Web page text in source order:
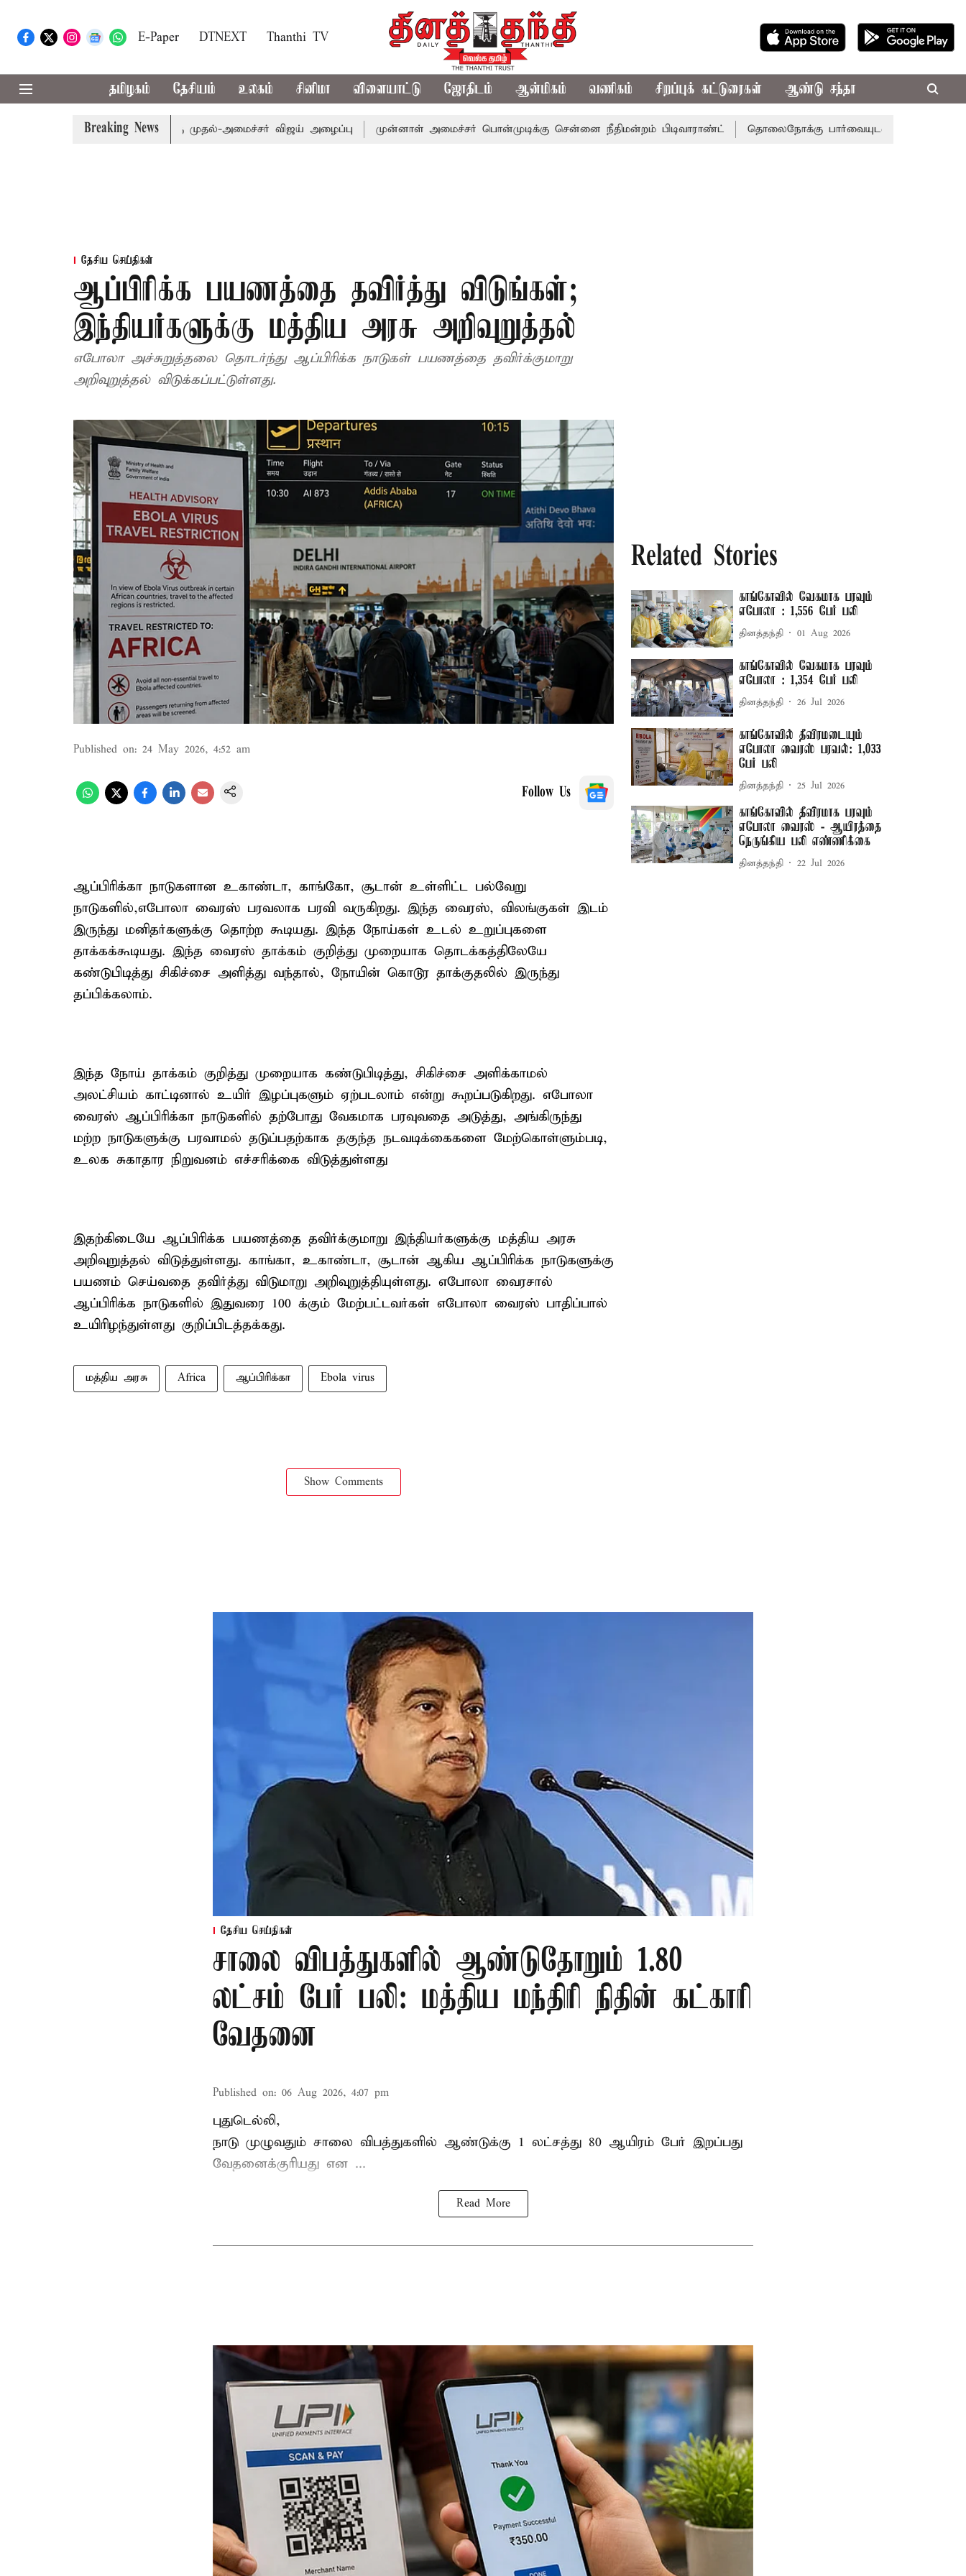
E-Paper DTNEXT Thanthi TV
தமிழகம் தேசியம் உலகம் சினிமா விளையாட்டு ஜோதிடம் ஆன்மிகம் வணிகம் சிறப்புக் கட்டுரைகள் ஆண்டு சந்தா
Breaking News
எம்.பி.க்கள் கூட்டத்துக்கு முதல்-அமைச்சர் விஜய் அழைப்பு முன்னாள் அமைச்சர் பொன்முடிக்கு சென்னை நீதிமன்றம் பிடிவாராண்ட் தொலைநோக்கு பார்வையுடன் கூடிய வேளாண்
தேசிய செய்திகள்
ஆப்பிரிக்க பயணத்தை தவிர்த்து விடுங்கள்;
இந்தியர்களுக்கு மத்திய அரசு அறிவுறுத்தல்
எபோலா அச்சுறுத்தலை தொடர்ந்து ஆப்பிரிக்க நாடுகள் பயணத்தை தவிர்க்குமாறு
அறிவுறுத்தல் விடுக்கப்பட்டுள்ளது.
Published on: 24 May 2026, 4:52 am
Follow Us
ஆப்பிரிக்கா நாடுகளான உகாண்டா, காங்கோ, சூடான் உள்ளிட்ட பல்வேறு
நாடுகளில்,எபோலா வைரஸ் பரவலாக பரவி வருகிறது. இந்த வைரஸ், விலங்குகள் இடம்
இருந்து மனிதர்களுக்கு தொற்ற கூடியது. இந்த நோய்கள் உடல் உறுப்புகளை
தாக்கக்கூடியது. இந்த வைரஸ் தாக்கம் குறித்து முறையாக தொடக்கத்திலேயே
கண்டுபிடித்து சிகிச்சை அளித்து வந்தால், நோயின் கொடூர தாக்குதலில் இருந்து
தப்பிக்கலாம்.
இந்த நோய் தாக்கம் குறித்து முறையாக கண்டுபிடித்து, சிகிச்சை அளிக்காமல்
அலட்சியம் காட்டினால் உயிர் இழப்புகளும் ஏற்படலாம் என்று கூறப்படுகிறது. எபோலா
வைரஸ் ஆப்பிரிக்கா நாடுகளில் தற்போது வேகமாக பரவுவதை அடுத்து, அங்கிருந்து
மற்ற நாடுகளுக்கு பரவாமல் தடுப்பதற்காக தகுந்த நடவடிக்கைகளை மேற்கொள்ளும்படி,
உலக சுகாதார நிறுவனம் எச்சரிக்கை விடுத்துள்ளது
இதற்கிடையே ஆப்பிரிக்க பயணத்தை தவிர்க்குமாறு இந்தியர்களுக்கு மத்திய அரசு
அறிவுறுத்தல் விடுத்துள்ளது. காங்கா, உகாண்டா, சூடான் ஆகிய ஆப்பிரிக்க நாடுகளுக்கு
பயணம் செய்வதை தவிர்த்து விடுமாறு அறிவுறுத்தியுள்ளது. எபோலா வைரசால்
ஆப்பிரிக்க நாடுகளில் இதுவரை 100 க்கும் மேற்பட்டவர்கள் எபோலா வைரஸ் பாதிப்பால்
உயிரிழந்துள்ளது குறிப்பிடத்தக்கது.
மத்திய அரசு Africa ஆப்பிரிக்கா Ebola virus
Show Comments
Related Stories
காங்கோவில் வேகமாக பரவும்
எபோலா : 1,556 பேர் பலி
தினத்தந்தி 01 Aug 2026
காங்கோவில் வேகமாக பரவும்
எபோலா : 1,354 பேர் பலி
தினத்தந்தி 26 Jul 2026
காங்கோவில் தீவிரமடையும்
எபோலா வைரஸ் பரவல்: 1,033
பேர் பலி
தினத்தந்தி 25 Jul 2026
காங்கோவில் தீவிரமாக பரவும்
எபோலா வைரஸ் - ஆயிரத்தை
நெருங்கிய பலி எண்ணிக்கை
தினத்தந்தி 22 Jul 2026
தேசிய செய்திகள்
சாலை விபத்துகளில் ஆண்டுதோறும் 1.80
லட்சம் பேர் பலி: மத்திய மந்திரி நிதின் கட்காரி
வேதனை
Published on: 06 Aug 2026, 4:07 pm
புதுடெல்லி,
நாடு முழுவதும் சாலை விபத்துகளில் ஆண்டுக்கு 1 லட்சத்து 80 ஆயிரம் பேர் இறப்பது
வேதனைக்குரியது என ...
Read More